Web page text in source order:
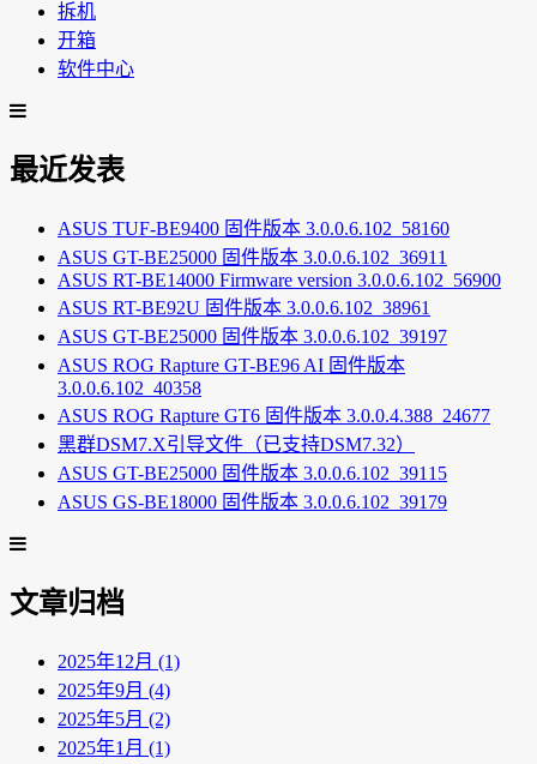
拆机
开箱
软件中心
最近发表
ASUS TUF-BE9400 固件版本 3.0.0.6.102_58160
ASUS GT-BE25000 固件版本 3.0.0.6.102_36911
ASUS RT-BE14000 Firmware version 3.0.0.6.102_56900
ASUS RT-BE92U 固件版本 3.0.0.6.102_38961
ASUS GT-BE25000 固件版本 3.0.0.6.102_39197
ASUS ROG Rapture GT-BE96 AI 固件版本
3.0.0.6.102_40358
ASUS ROG Rapture GT6 固件版本 3.0.0.4.388_24677
黑群DSM7.X引导文件（已支持DSM7.32）
ASUS GT-BE25000 固件版本 3.0.0.6.102_39115
ASUS GS-BE18000 固件版本 3.0.0.6.102_39179
文章归档
2025年12月 (1)
2025年9月 (4)
2025年5月 (2)
2025年1月 (1)